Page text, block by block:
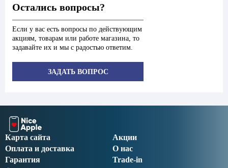
Остались вопросы?
Если у вас есть вопросы по действующим
акциям, товарам или работе магазина, то
задавайте их и мы с радостью ответим.
ЗАДАТЬ ВОПРОС
Акции
О нас
Оплата и доставка
Trade-in
Гарантия
Карта сайта